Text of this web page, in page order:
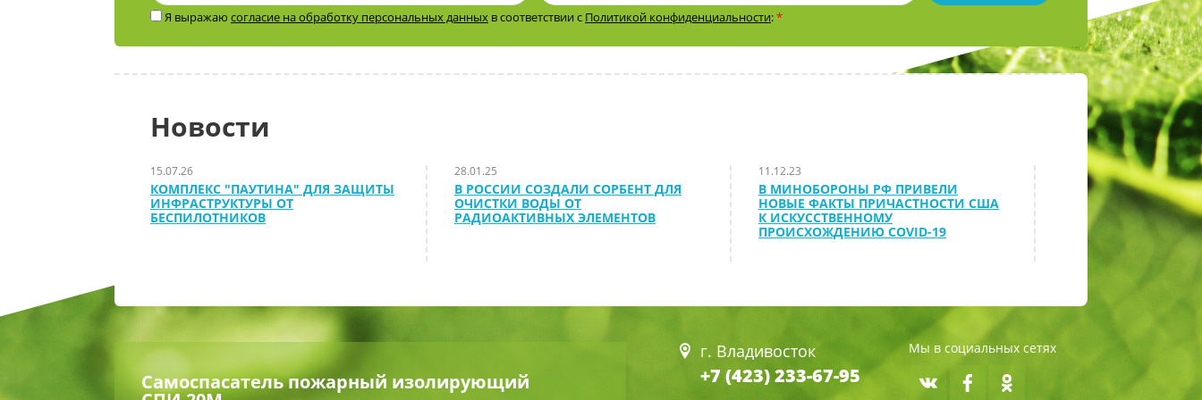
Я выражаю согласие на обработку персональных данных в соответствии с Политикой конфиденциальности:*
Новости
15.07.26
КОМПЛЕКС "ПАУТИНА" ДЛЯ ЗАЩИТЫ
ИНФРАСТРУКТУРЫ ОТ
БЕСПИЛОТНИКОВ
28.01.25
В РОССИИ СОЗДАЛИ СОРБЕНТ ДЛЯ
ОЧИСТКИ ВОДЫ ОТ
РАДИОАКТИВНЫХ ЭЛЕМЕНТОВ
11.12.23
В МИНОБОРОНЫ РФ ПРИВЕЛИ
НОВЫЕ ФАКТЫ ПРИЧАСТНОСТИ США
К ИСКУССТВЕННОМУ
ПРОИСХОЖДЕНИЮ COVID-19
Самоспасатель пожарный изолирующий
г. Владивосток
+7 (423) 233-67-95
Мы в социальных сетях